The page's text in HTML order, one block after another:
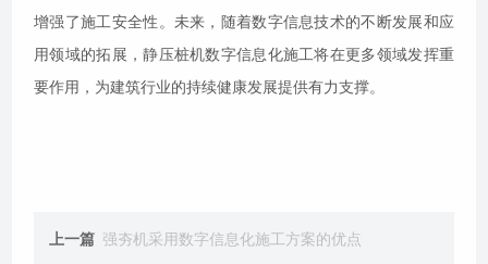
增强了施工安全性。未来，随着数字信息技术的不断发展和应
用领域的拓展，静压桩机数字信息化施工将在更多领域发挥重
要作用，为建筑行业的持续健康发展提供有力支撑。
上一篇 强夯机采用数字信息化施工方案的优点